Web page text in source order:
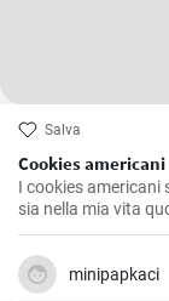
Salva
Cookies americani
I cookies americani
sia nella mia vita
Questa ricetta che
numerosi
sapore perfetti.
offrire la mia
minipapkaci